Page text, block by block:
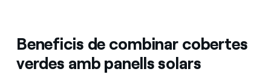
Beneficis de combinar cobertes
verdes amb panells solars